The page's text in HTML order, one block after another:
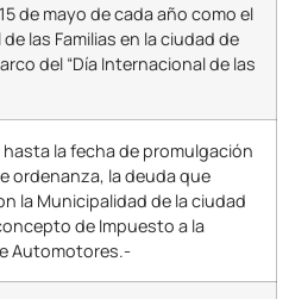
de mayo de cada año como el
las Familias en la ciudad de
del “Día Internacional de las
hasta la fecha de promulgación
ordenanza, la deuda que
la Municipalidad de la ciudad
de Impuesto a la
Automotores.-